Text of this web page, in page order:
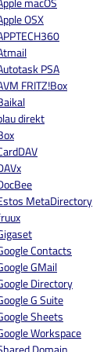
OSX
PSA
FRITZ!Box
direkt
MetaDirectory
Contacts
GMail
Directory
G Suite
Sheets
Workspace